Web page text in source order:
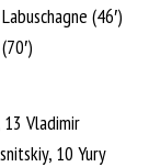
(46′)
13 Vladimir
10 Yury